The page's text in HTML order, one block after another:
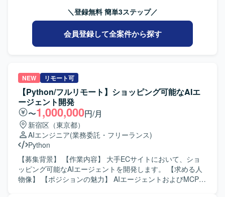
やLLMを活用したPoC開発およびAIアプリケーション開発を
行っていただきます。
ン化や基盤上への実装・最適化を行っていただきます。 ML
施策に関する技術的意思決定を行い、PdMなど他職能メン
バーと連携しながら開発を進めていただきます。 レコメン
ドアーキテクチャの進化やコールドスタート問題への対
応、リアルタイム性向上などの課題に対して、実装レベル
ど、新たなML活用領域に対してモデル設計・実装を行って
いただきます。 【求める人物像】 「日常に楽しさを」「新
しい生活圏のカタチをつくる」といったミッションに共感
し、変化の大きい環境で挑戦したいと考えている方を求め
ております。 EC体験の可能性に関心を持ち、ソフトウェア
を軸に大きなチャレンジを行いたい方に参画していただき
たいです。 事業インパクトを意識しながら、データとモデ
ルを用いて課題解決を進める姿勢をお持ちの方を歓迎いた
します。 【ポジションの魅力】 実装したモデルの改善が売
上や滞在時間、継続率などのKPIに直接反映される環境で開
発していただけます。 既に本番稼働しているレコメンドエ
＼登録無料 簡単3ステップ／
会員登録して全案件から探す
NEW リモート可
【Python/フルリモート】ショッピング可能なAIエ
ージェント開発
〜1,000,000円/月
新宿区（東京都）
AIエンジニア(業務委託・フリーランス)
Python
【募集背景】 【作業内容】 大手ECサイトにおいて、ショ
ッピング可能なAIエージェントを開発します。 【求める人
物像】 【ポジションの魅力】 AIエージェントおよびMCPサ